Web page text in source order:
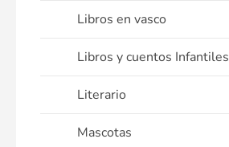
Libros en vasco
Libros y cuentos Infantiles
Literario
Mascotas